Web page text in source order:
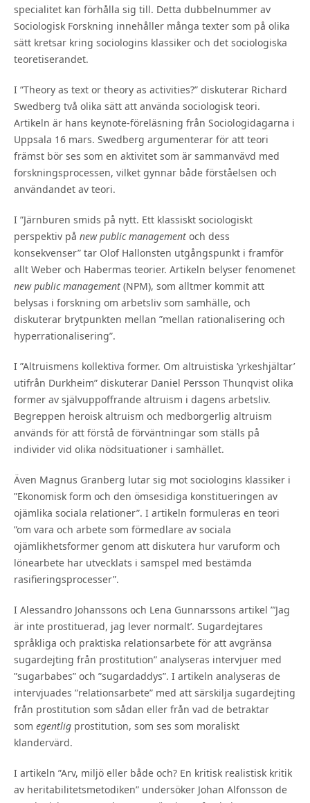
specialitet kan förhålla sig till. Detta dubbelnummer av
Sociologisk Forskning innehåller många texter som på olika
sätt kretsar kring sociologins klassiker och det sociologiska
teoretiserandet.
I ”Theory as text or theory as activities?” diskuterar Richard
Swedberg två olika sätt att använda sociologisk teori.
Artikeln är hans keynote-föreläsning från Sociologidagarna i
Uppsala 16 mars. Swedberg argumenterar för att teori
främst bör ses som en aktivitet som är sammanvävd med
forskningsprocessen, vilket gynnar både förståelsen och
användandet av teori.
I ”Järnburen smids på nytt. Ett klassiskt sociologiskt
perspektiv på new public managementoch dess
konsekvenser” tar Olof Hallonsten utgångspunkt i framför
allt Weber och Habermas teorier. Artikeln belyser fenomenet
new public management(NPM), som alltmer kommit att
belysas i forskning om arbetsliv som samhälle, och
diskuterar brytpunkten mellan ”mellan rationalisering och
hyperrationalisering”.
I ”Altruismens kollektiva former. Om altruistiska ’yrkeshjältar’
utifrån Durkheim” diskuterar Daniel Persson Thunqvist olika
former av självuppoffrande altruism i dagens arbetsliv.
Begreppen heroisk altruism och medborgerlig altruism
används för att förstå de förväntningar som ställs på
individer vid olika nödsituationer i samhället.
Även Magnus Granberg lutar sig mot sociologins klassiker i
”Ekonomisk form och den ömsesidiga konstitueringen av
ojämlika sociala relationer”. I artikeln formuleras en teori
”om vara och arbete som förmedlare av sociala
ojämlikhetsformer genom att diskutera hur varuform och
lönearbete har utvecklats i samspel med bestämda
rasifieringsprocesser”.
I Alessandro Johanssons och Lena Gunnarssons artikel ”’Jag
är inte prostituerad, jag lever normalt’. Sugardejtares
språkliga och praktiska relationsarbete för att avgränsa
sugardejting från prostitution” analyseras intervjuer med
”sugarbabes” och ”sugardaddys”. I artikeln analyseras de
intervjuades ”relationsarbete” med att särskilja sugardejting
från prostitution som sådan eller från vad de betraktar
som egentligprostitution, som ses som moraliskt
klandervärd.
I artikeln ”Arv, miljö eller både och? En kritisk realistisk kritik
av heritabilitetsmetodiken” undersöker Johan Alfonsson de